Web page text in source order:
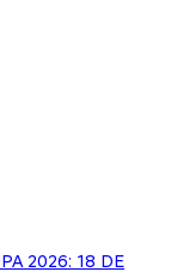
2026: 18 DE